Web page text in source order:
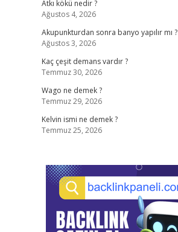
Atkı kökü nedir ?
Ağustos 4, 2026
Akupunkturdan sonra banyo yapılır mı ?
Ağustos 3, 2026
Kaç çeşit demans vardır ?
Temmuz 30, 2026
Wago ne demek ?
Temmuz 29, 2026
Kelvin ismi ne demek ?
Temmuz 25, 2026